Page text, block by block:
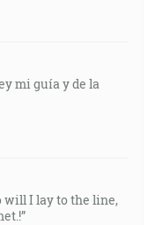
mi guía y de la
will I lay to the line,